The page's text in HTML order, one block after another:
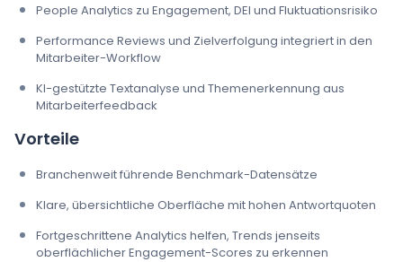
People Analytics zu Engagement, DEI und Fluktuationsrisiko
Performance Reviews und Zielverfolgung integriert in den
Mitarbeiter-Workflow
KI-gestützte Textanalyse und Themenerkennung aus
Mitarbeiterfeedback
Vorteile
Branchenweit führende Benchmark-Datensätze
Klare, übersichtliche Oberfläche mit hohen Antwortquoten
Fortgeschrittene Analytics helfen, Trends jenseits
oberflächlicher Engagement-Scores zu erkennen